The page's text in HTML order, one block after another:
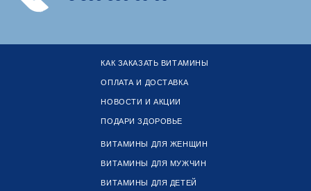
КАК ЗАКАЗАТЬ ВИТАМИНЫ
ОПЛАТА И ДОСТАВКА
НОВОСТИ И АКЦИИ
ПОДАРИ ЗДОРОВЬЕ
ВИТАМИНЫ ДЛЯ ЖЕНЩИН
ВИТАМИНЫ ДЛЯ МУЖЧИН
ВИТАМИНЫ ДЛЯ ДЕТЕЙ